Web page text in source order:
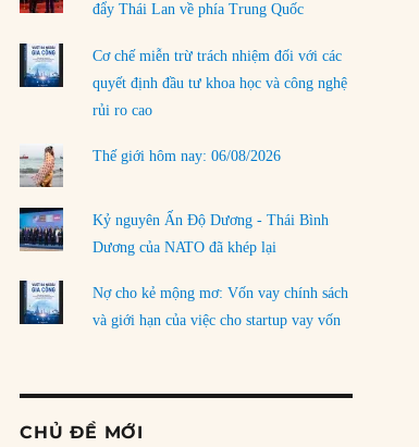
đẩy Thái Lan về phía Trung Quốc
Cơ chế miễn trừ trách nhiệm đối với các
quyết định đầu tư khoa học và công nghệ
rủi ro cao
Thế giới hôm nay: 06/08/2026
Kỷ nguyên Ấn Độ Dương - Thái Bình
Dương của NATO đã khép lại
Nợ cho kẻ mộng mơ: Vốn vay chính sách
và giới hạn của việc cho startup vay vốn
CHỦ ĐỀ MỚI